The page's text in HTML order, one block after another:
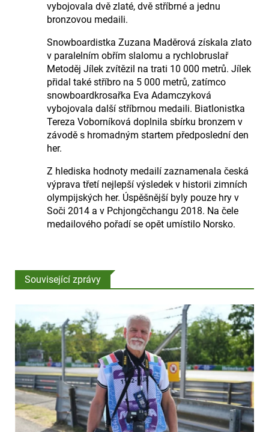
vybojovala dvě zlaté, dvě stříbrné a jednu
bronzovou medaili.
Snowboardistka Zuzana Maděrová získala zlato
v paralelním obřím slalomu a rychlobruslař
Metoděj Jílek zvítězil na trati 10 000 metrů. Jílek
přidal také stříbro na 5 000 metrů, zatímco
snowboardkrosařka Eva Adamczyková
vybojovala další stříbrnou medaili. Biatlonistka
Tereza Voborníková doplnila sbírku bronzem v
závodě s hromadným startem předposlední den
her.
Z hlediska hodnoty medailí zaznamenala česká
výprava třetí nejlepší výsledek v historii zimních
olympijských her. Úspěšnější byly pouze hry v
Soči 2014 a v Pchjongčchangu 2018. Na čele
medailového pořadí se opět umístilo Norsko.
Související zprávy